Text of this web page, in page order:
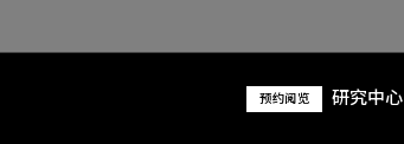
预约阅览 研究中心